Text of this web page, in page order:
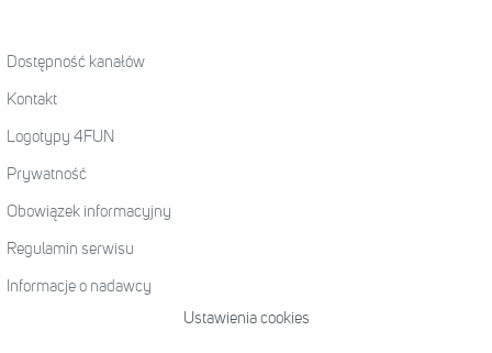
Dostępność kanałów
Kontakt
Logotypy 4FUN
Prywatność
Obowiązek informacyjny
Regulamin serwisu
Informacje o nadawcy
Ustawienia cookies